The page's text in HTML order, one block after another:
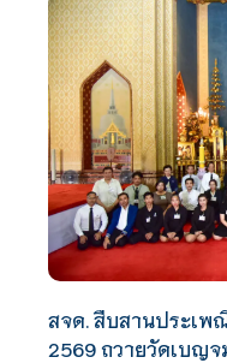
สจด. สืบสานประเพ
2569 ถวายวัดเบญ